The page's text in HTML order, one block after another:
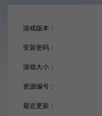
游戏版本：
安装密码：
游戏大小：
资源编号：
最近更新：